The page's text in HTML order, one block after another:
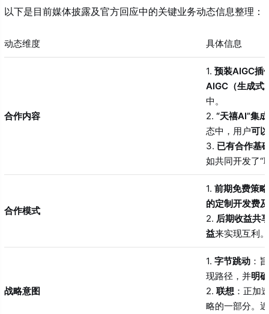
以下是目前媒体披露及官方回应中的关键业务动态信息整理：
动态维度 具体信息
合作内容
1. 预装AIGC插
AIGC（生成式
中 。
2. “天禧AI”集成
态中，用户可
3. 已有合作基
如共同开发了“
合作模式
1. 前期免费策略
的定制开发费
2. 后期收益共
益来实现互利。
战略意图
1. 字节跳动 ：
现路径，并明
2. 联想 ：正加
略的一部分。